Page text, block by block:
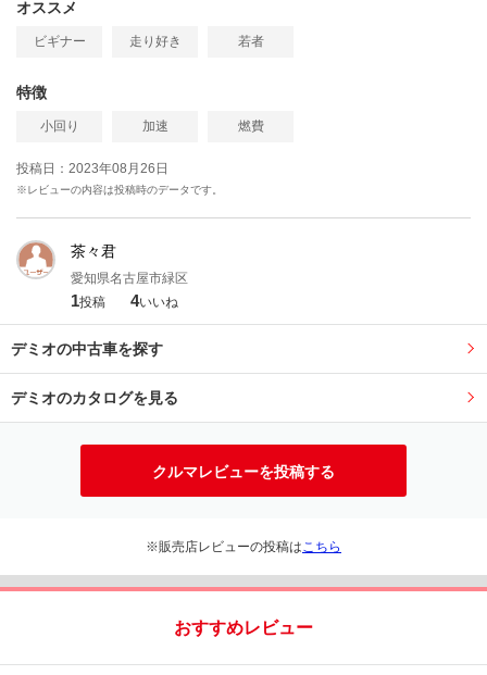
オススメ
ビギナー 走り好き 若者
特徴
小回り 加速 燃費
投稿日：2023年08月26日
※レビューの内容は投稿時のデータです。
茶々君
愛知県名古屋市緑区
1投稿 4いいね
デミオの中古車を探す
デミオのカタログを見る
クルマレビューを投稿する
※販売店レビューの投稿は こちら
おすすめレビュー